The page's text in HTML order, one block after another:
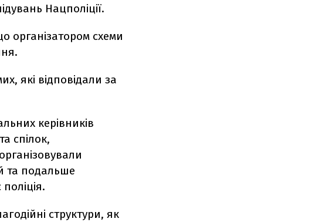
Нацполіції.
організатором схеми
які відповідали за
керівників
спілок,
та подальше
структури, як